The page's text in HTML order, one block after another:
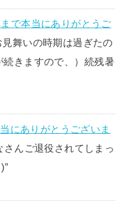
で本当にありがとうご
見舞いの時期は過ぎたの
きますので、）続残暑
にありがとうございま
んご退役されてしまっ
”